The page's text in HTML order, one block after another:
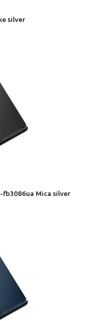
silver
fb3086ua Mica silver